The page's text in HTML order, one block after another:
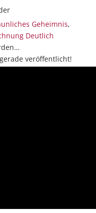
Geheimnis,
Deutlich
veröffentlicht!